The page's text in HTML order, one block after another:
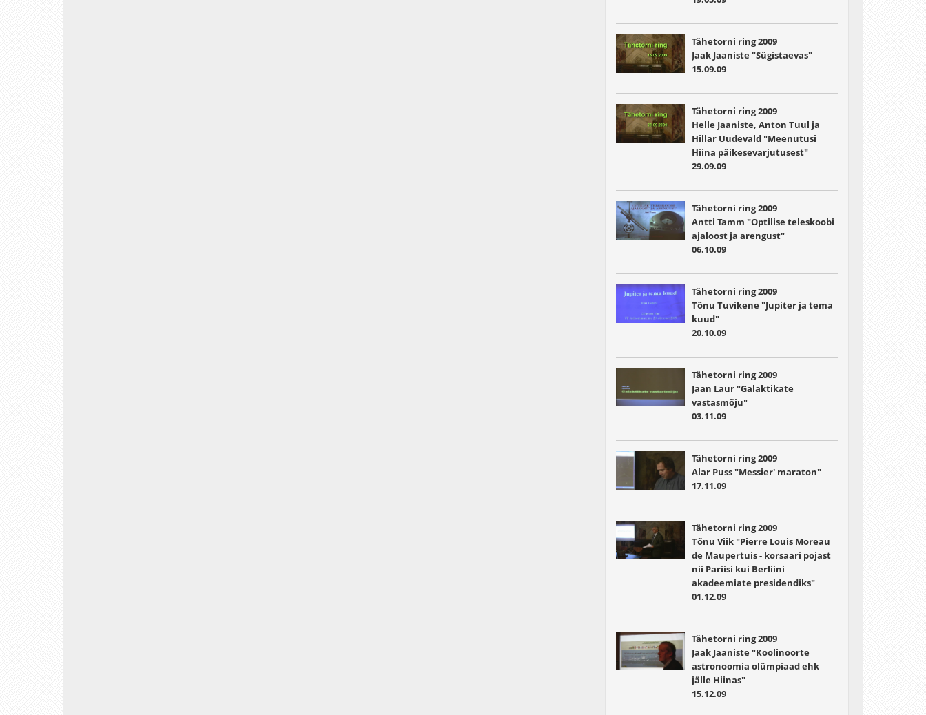
Tähetorni ring 2009
Jaak Jaaniste "Sügistaevas"
15.09.09
Tähetorni ring 2009
Helle Jaaniste, Anton Tuul ja
Hillar Uudevald "Meenutusi
Hiina päikesevarjutusest"
29.09.09
Tähetorni ring 2009
Antti Tamm "Optilise teleskoobi
ajaloost ja arengust"
06.10.09
Tähetorni ring 2009
Tõnu Tuvikene "Jupiter ja tema
kuud"
20.10.09
Tähetorni ring 2009
Jaan Laur "Galaktikate
vastasmõju"
03.11.09
Tähetorni ring 2009
Alar Puss "Messier' maraton"
17.11.09
Tähetorni ring 2009
Tõnu Viik "Pierre Louis Moreau
de Maupertuis - korsaari pojast
nii Pariisi kui Berliini
akadeemiate presidendiks"
01.12.09
Tähetorni ring 2009
Jaak Jaaniste "Koolinoorte
astronoomia olümpiaad ehk
jälle Hiinas"
15.12.09